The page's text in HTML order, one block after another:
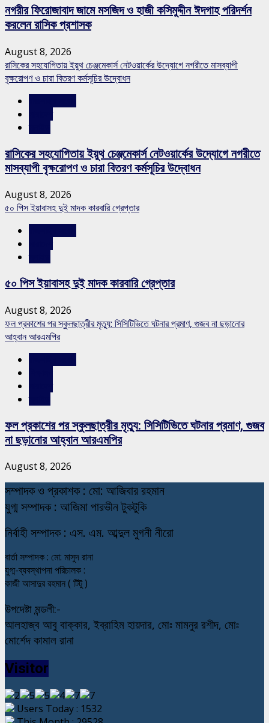
নগরীর ফিরোজাবাদ জামে মসজিদ ও হাজী কসিমুদ্দীন ঈদগাহ পরিদর্শন
করলেন রাসিক প্রশাসক
August 8, 2026
রাসিকের সহযোগিতায় ইয়ুথ চেঞ্জমেকার্স নেটওয়ার্কের উদ্যোগে নগরীতে মাসব্যাপী
বৃক্ষরোপণ ও চারা বিতরণ কর্মসূচির উদ্বোধন
রাসিকের সহযোগিতায় ইয়ুথ চেঞ্জমেকার্স নেটওয়ার্কের উদ্যোগে নগরীতে
মাসব্যাপী বৃক্ষরোপণ ও চারা বিতরণ কর্মসূচির উদ্বোধন
August 8, 2026
৫০ পিস ইয়াবাসহ দুই মাদক কারবারি গ্রেপ্তার
৫০ পিস ইয়াবাসহ দুই মাদক কারবারি গ্রেপ্তার
August 8, 2026
ফল প্রকাশের পর স্কুলছাত্রীর মৃত্যু: সিসিটিভিতে ঘটনার প্রমাণ, গুজব না ছড়ানোর
আহ্বান আরএমপির
ফল প্রকাশের পর স্কুলছাত্রীর মৃত্যু: সিসিটিভিতে ঘটনার প্রমাণ, গুজব
না ছড়ানোর আহ্বান আরএমপির
August 8, 2026
সম্পাদক ও প্রকাশক : মো: আজিবার রহমান
যুগ্ম সম্পাদক : আজিমা পারভীন টুকটুকি
নির্বাহী সম্পাদক : এস. এম. আব্দুল মুগনী নীরো
বার্তা সম্পাদক : মো: মাসুদ রানা
যুগ্ম-ব্যবস্থাপনা পরিচালক :
কাজী আসাদুর রহমান ( টিটু )
উপদেষ্টা মন্ডলী:-
আলহাজ্ব আবু বাক্কার, ইব্রাহিম হায়দার, মোঃ মামনুর রশীদ, মোঃ
মোর্শেদ কামাল রানা
Visitor
Users Today : 1532